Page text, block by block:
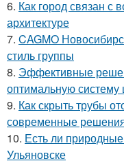
6. Как город связан с
архитектуре
7. CAGMO
стиль группы
8. Эффективные
оптимальную
9. Как скрыть трубы
современные
10. Есть ли
Ульяновске